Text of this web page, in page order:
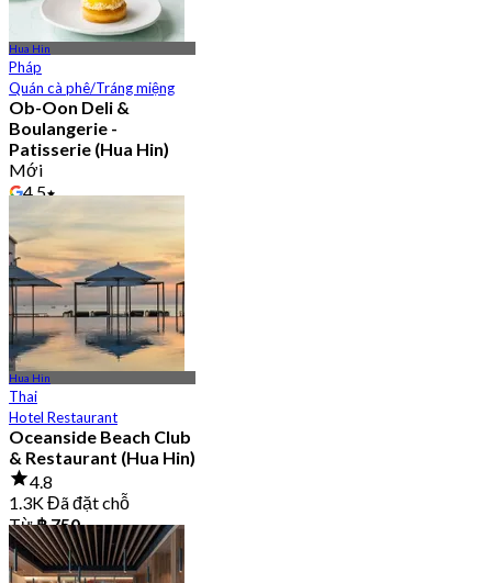
Hua Hin
Pháp
Quán cà phê/Tráng miệng
Ob-Oon Deli &
Boulangerie -
Patisserie (Hua Hin)
Mới
4.5
Hua Hin
Thai
Hotel Restaurant
Oceanside Beach Club
& Restaurant (Hua Hin)
4.8
1.3K Đã đặt chỗ
Từ฿ 750